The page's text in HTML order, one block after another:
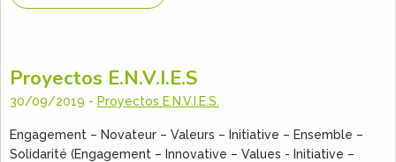
Proyectos E.N.V.I.E.S
30/09/2019 - Proyectos E.N.V.I.E.S.
Engagement – Novateur – Valeurs – Initiative – Ensemble –
Solidarité (Engagement – Innovative – Values ​​- Initiative –